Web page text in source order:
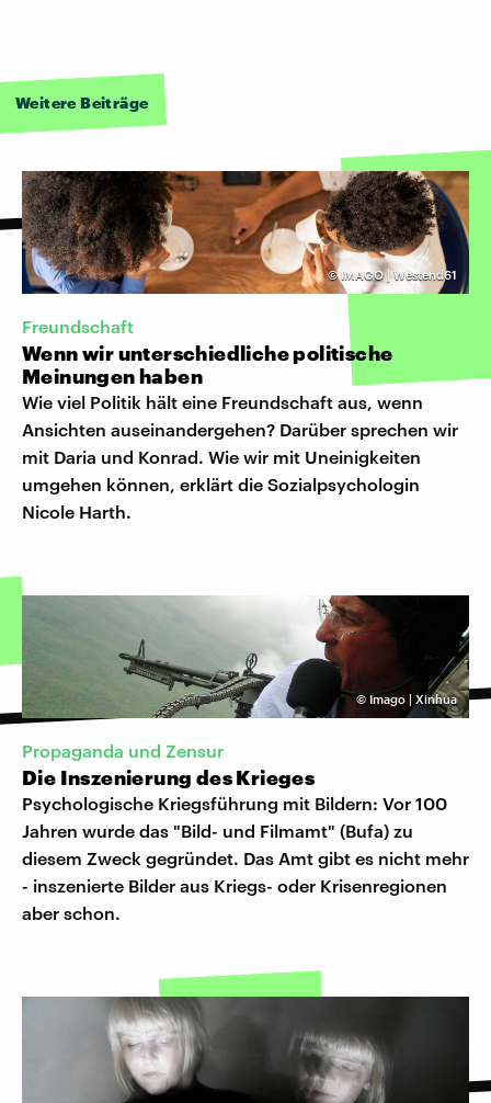
Weitere Beiträge
©IMAGO | Westend61
Freundschaft
Wenn wir unterschiedliche politische
Meinungen haben
Wie viel Politik hält eine Freundschaft aus, wenn
Ansichten auseinandergehen? Darüber sprechen wir
mit Daria und Konrad. Wie wir mit Uneinigkeiten
umgehen können, erklärt die Sozialpsychologin
Nicole Harth.
©Imago | Xinhua
Propaganda und Zensur
Die Inszenierung des Krieges
Psychologische Kriegsführung mit Bildern: Vor 100
Jahren wurde das "Bild- und Filmamt" (Bufa) zu
diesem Zweck gegründet. Das Amt gibt es nicht mehr
- inszenierte Bilder aus Kriegs- oder Krisenregionen
aber schon.